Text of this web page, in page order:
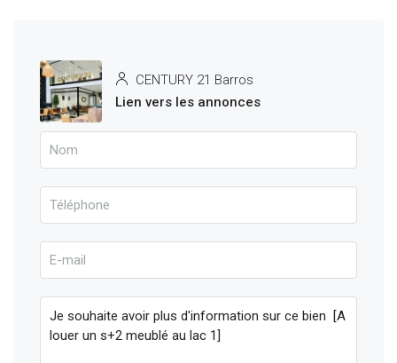
CENTURY 21 Barros
Lien vers les annonces